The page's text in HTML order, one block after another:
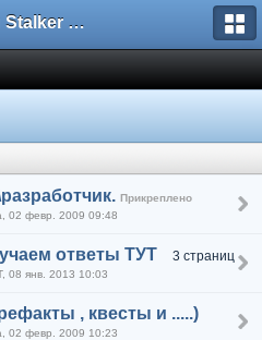
Форум Stalker Simbion Mod
Прикреплено
02 февр. 2009 09:48
ответы ТУТ 3 страниц
08 янв. 2013 10:03
, квесты и .....)
02 февр. 2009 10:23